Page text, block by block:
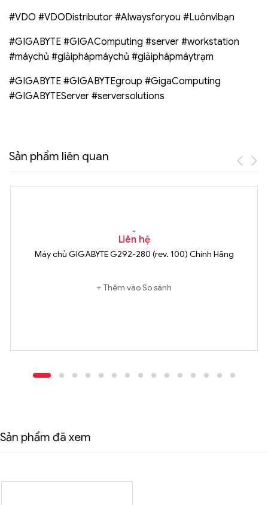
#VDO #VDODistributor #Alwaysforyou #Luônvìbạn
#GIGABYTE #GIGAComputing #server #workstation
#máychủ #giảiphápmáychủ #giảiphápmáytrạm
#GIGABYTE #GIGABYTEgroup #GigaComputing
#GIGABYTEServer #serversolutions
Sản phẩm liên quan
Liên hệ
Máy chủ GIGABYTE G292-280 (rev. 100) Chính Hãng
Thêm vào So sánh
Sản phẩm đã xem